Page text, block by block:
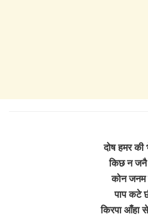
दोष हमर
किछ न जनै
कोन
पाप कटे
किरपा आँहा